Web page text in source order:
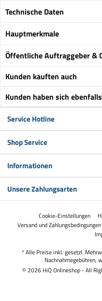
Technische Daten
Hauptmerkmale
Öffentliche Auftraggeber &
Kunden kauften auch
Kunden haben sich
Service Hotline
Shop Service
Informationen
Unsere Zahlungsarten
Cookie-Einstellungen
Versand und Zahlungsbedingungen
* Alle Preise inkl. gesetzl.
Nachnahmegebühren,
© 2026 HiQ Onlineshop - All